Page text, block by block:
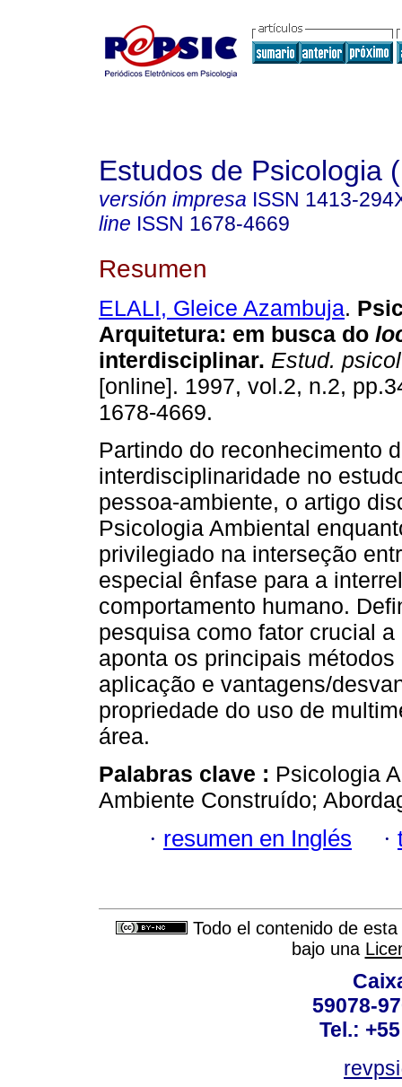
Estudos de Psicologia
versión impresa ISSN 1413-
line ISSN 1678-4669
Resumen
ELALI, Gleice Azambuja.
Arquitetura: em busca do
interdisciplinar. Estud.
[online]. 1997, vol.2, n.2,
1678-4669.
Partindo do reconhecimento
interdisciplinaridade no
pessoa-ambiente, o artigo
Psicologia Ambiental
privilegiado na interseção
especial ênfase para a
comportamento humano.
pesquisa como fator crucial
aponta os principais
aplicação e vantagens/
propriedade do uso de
área.
Palabras clave : Psicologia
Ambiente Construído;
· resumen en Inglés ·
Todo el contenido de
bajo una
59078-
Tel.: